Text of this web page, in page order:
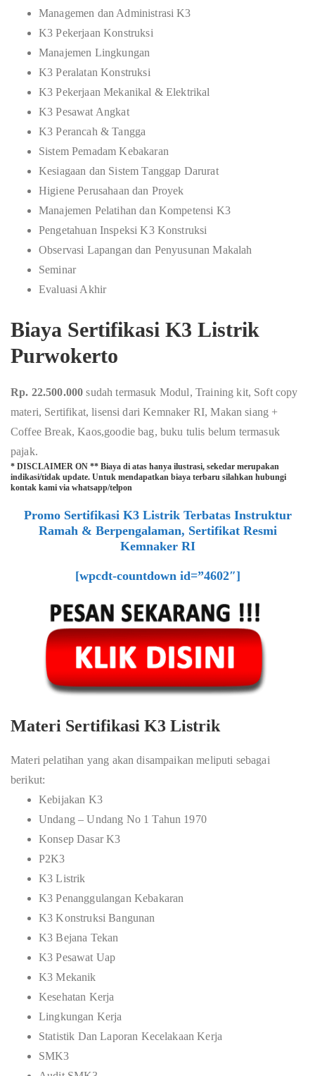
Managemen dan Administrasi K3
K3 Pekerjaan Konstruksi
Manajemen Lingkungan
K3 Peralatan Konstruksi
K3 Pekerjaan Mekanikal & Elektrikal
K3 Pesawat Angkat
K3 Perancah & Tangga
Sistem Pemadam Kebakaran
Kesiagaan dan Sistem Tanggap Darurat
Higiene Perusahaan dan Proyek
Manajemen Pelatihan dan Kompetensi K3
Pengetahuan Inspeksi K3 Konstruksi
Observasi Lapangan dan Penyusunan Makalah
Seminar
Evaluasi Akhir
Biaya Sertifikasi K3 Listrik
Purwokerto
Rp. 22.500.000sudah termasuk Modul, Training kit, Soft copy
materi, Sertifikat, lisensi dari Kemnaker RI, Makan siang +
Coffee Break, Kaos,goodie bag, buku tulis belum termasuk
pajak.
* DISCLAIMER ON ** Biaya di atas hanya ilustrasi, sekedar merupakan
indikasi/tidak update. Untuk mendapatkan biaya terbaru silahkan hubungi
kontak kami via whatsapp/telpon
Promo Sertifikasi K3 Listrik Terbatas Instruktur
Ramah & Berpengalaman, Sertifikat Resmi
Kemnaker RI
[wpcdt-countdown id=”4602″]
Materi Sertifikasi K3 Listrik
Materi pelatihan yang akan disampaikan meliputi sebagai
berikut:
Kebijakan K3
Undang – Undang No 1 Tahun 1970
Konsep Dasar K3
P2K3
K3 Listrik
K3 Penanggulangan Kebakaran
K3 Konstruksi Bangunan
K3 Bejana Tekan
K3 Pesawat Uap
K3 Mekanik
Kesehatan Kerja
Lingkungan Kerja
Statistik Dan Laporan Kecelakaan Kerja
SMK3